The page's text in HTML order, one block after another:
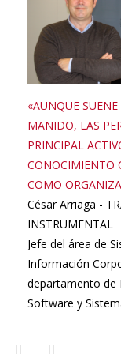
«AUNQUE
MANIDO, LAS
PRINCIPAL
CONOCIMIENTO
COMO
César Arriaga -
INSTRUMENTAL
Jefe del área de
Información
departamento de
Software y